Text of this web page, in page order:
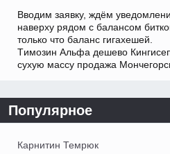
Вводим заявку, ждём
наверху рядом с балансом
только что баланс гигахешей.
Tимозин Альфа дешево
сухую массу продажа
Популярное
Карнитин Темрюк